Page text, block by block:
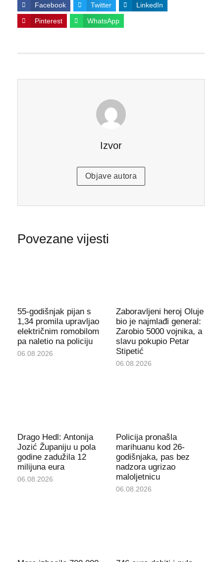
Facebook Twitter LinkedIn
Pinterest WhatsApp
Izvor
Objave autora
Povezane vijesti
55-godišnjak pijan s
1,34 promila upravljao
električnim romobilom
pa naletio na policiju
06.08.2026
Zaboravljeni heroj Oluje
bio je najmlađi general:
Zarobio 5000 vojnika, a
slavu pokupio Petar
Stipetić
06.08.2026
Drago Hedl: Antonija
Jozić Županiju u pola
godine zadužila 12
milijuna eura
06.08.2026
Policija pronašla
marihuanu kod 26-
godišnjaka, pas bez
nadzora ugrizao
maloljetnicu
06.08.2026